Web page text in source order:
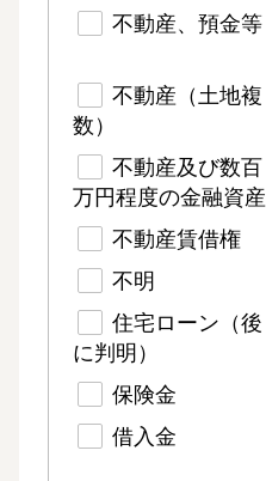
不動産、預金等
不動産（土地複
数）
不動産及び数百
万円程度の金融資産
不動産賃借権
不明
住宅ローン（後
に判明）
保険金
借入金